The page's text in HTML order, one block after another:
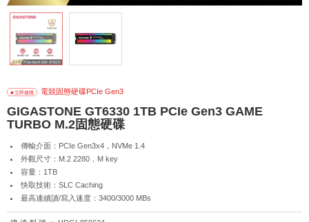
電競固態硬碟PCIe Gen3
GIGASTONE GT6330 1TB PCIe Gen3 GAME
TURBO M.2固態硬碟
傳輸介面：PCIe Gen3x4，NVMe 1.4
外觀尺寸：M.2 2280，M key
容量：1TB
快取技術：SLC Caching
最高連續讀/寫入速度：3400/3000 MBs